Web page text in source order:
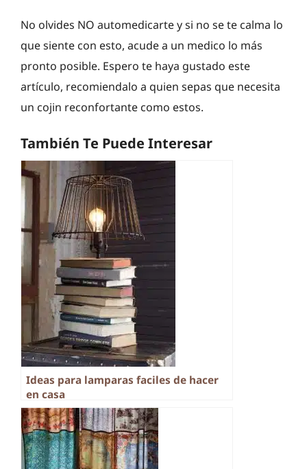
No olvides NO automedicarte y si no se te calma lo
que siente con esto, acude a un medico lo más
pronto posible. Espero te haya gustado este
artículo, recomiendalo a quien sepas que necesita
un cojin reconfortante como estos.
También Te Puede Interesar
Ideas para lamparas faciles de hacer
en casa